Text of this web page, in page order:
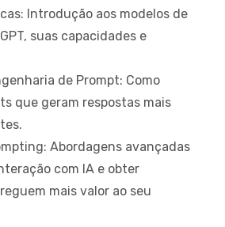
Introdução aos modelos de
suas capacidades e
de Prompt: Como
que geram respostas mais
Abordagens avançadas
com IA e obter
mais valor ao seu